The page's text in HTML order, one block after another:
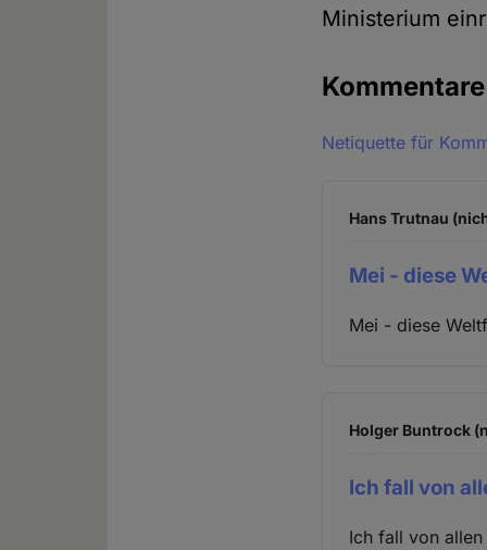
Ministerium
Kommentare
Netiquette für
Hans Trutnau
Mei - diese
Mei - diese
Holger Buntrock
Ich fall von
Ich fall von allen